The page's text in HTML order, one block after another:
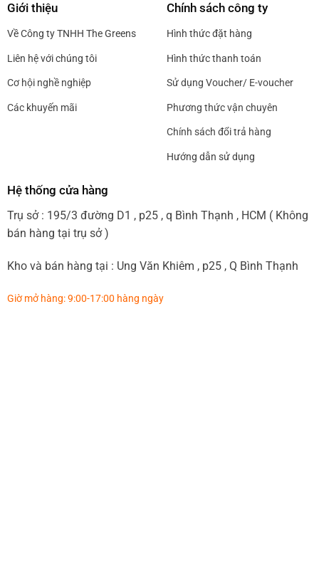
Giới thiệu
Về Công ty TNHH The Greens
Liên hệ với chúng tôi
Cơ hội nghề nghiệp
Các khuyến mãi
Chính sách công ty
Hình thức đặt hàng
Hình thức thanh toán
Sử dụng Voucher/ E-voucher
Phương thức vận chuyên
Chính sách đổi trả hàng
Hướng dẫn sử dụng
Hệ thống cửa hàng
Trụ sở : 195/3 đường D1 , p25 , q Bình Thạnh , HCM ( Không
bán hàng tại trụ sở )
Kho và bán hàng tại : Ung Văn Khiêm , p25 , Q Bình Thạnh
Giờ mở hàng: 9:00-17:00 hàng ngày